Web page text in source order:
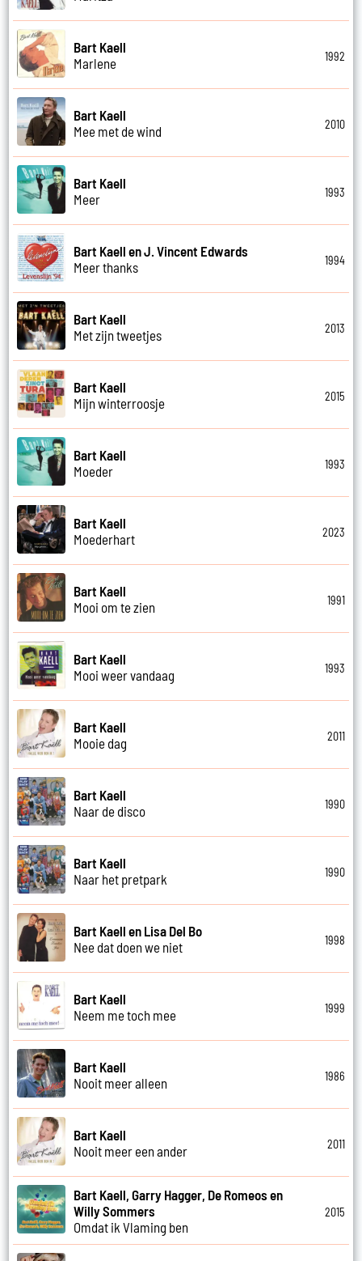
Bart Kaell
Marlene
1992
Bart Kaell
Mee met de wind
2010
Bart Kaell
Meer
1993
Bart Kaell en J. Vincent Edwards
Meer thanks
1994
Bart Kaell
Met zijn tweetjes
2013
Bart Kaell
Mijn winterroosje
2015
Bart Kaell
Moeder
1993
Bart Kaell
Moederhart
2023
Bart Kaell
Mooi om te zien
1991
Bart Kaell
Mooi weer vandaag
1993
Bart Kaell
Mooie dag
2011
Bart Kaell
Naar de disco
1990
Bart Kaell
Naar het pretpark
1990
Bart Kaell en Lisa Del Bo
Nee dat doen we niet
1998
Bart Kaell
Neem me toch mee
1999
Bart Kaell
Nooit meer alleen
1986
Bart Kaell
Nooit meer een ander
2011
Bart Kaell, Garry Hagger, De Romeos en
Willy Sommers
Omdat ik Vlaming ben
2015